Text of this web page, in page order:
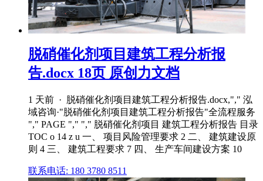
脱硝催化剂项目建筑工程分析报
告.docx 18页 原创力文档
1 天前 · 脱硝催化剂项目建筑工程分析报告.docx,"," 泓
域咨询·"脱硝催化剂项目建筑工程分析报告"全流程服务
"," PAGE "," "," 脱硝催化剂项目 建筑工程分析报告 目录
TOC o 14 z u 一、 项目风险管理要求 2 二、 建筑建设原
则 4 三、 建筑工程要求 7 四、 生产车间建设方案 10
联系电话: 180 3780 8511